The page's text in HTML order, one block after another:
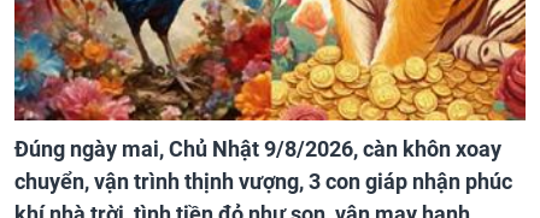
Đúng ngày mai, Chủ Nhật 9/8/2026, càn khôn xoay
chuyển, vận trình thịnh vượng, 3 con giáp nhận phúc